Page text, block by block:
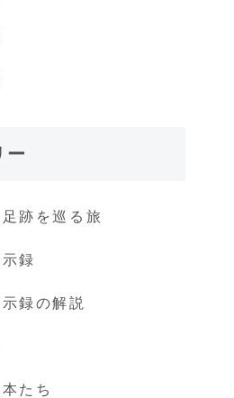
ー
跡を巡る旅
録
録の解説
たち